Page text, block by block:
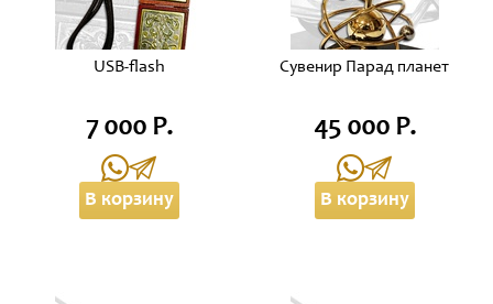
USB-flash
7 000 Р.
В корзину
Сувенир Парад планет
45 000 Р.
В корзину